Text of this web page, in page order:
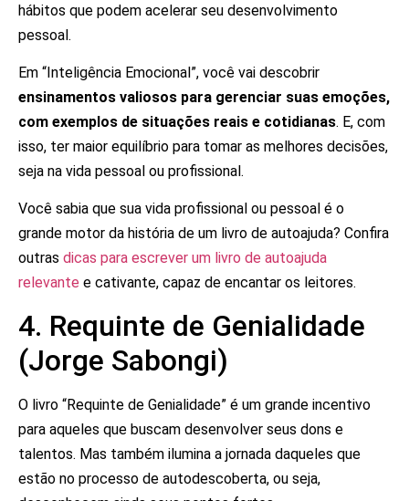
hábitos que podem acelerar seu desenvolvimento
pessoal.
Em “Inteligência Emocional”, você vai descobrir
ensinamentos valiosos para gerenciar suas emoções,
com exemplos de situações reais e cotidianas. E, com
isso, ter maior equilíbrio para tomar as melhores decisões,
seja na vida pessoal ou profissional.
Você sabia que sua vida profissional ou pessoal é o
grande motor da história de um livro de autoajuda? Confira
outras dicas para escrever um livro de autoajuda
relevante e cativante, capaz de encantar os leitores.
4. Requinte de Genialidade
(Jorge Sabongi)
O livro “Requinte de Genialidade” é um grande incentivo
para aqueles que buscam desenvolver seus dons e
talentos. Mas também ilumina a jornada daqueles que
estão no processo de autodescoberta, ou seja,